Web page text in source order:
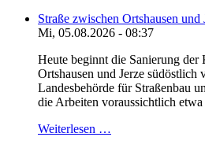
Straße zwischen Ortshausen
Mi, 05.08.2026 - 08:37
Heute beginnt die Sanierung der
Ortshausen und Jerze südöstlich
Landesbehörde für Straßenbau
die Arbeiten voraussichtlich etwa
Weiterlesen …